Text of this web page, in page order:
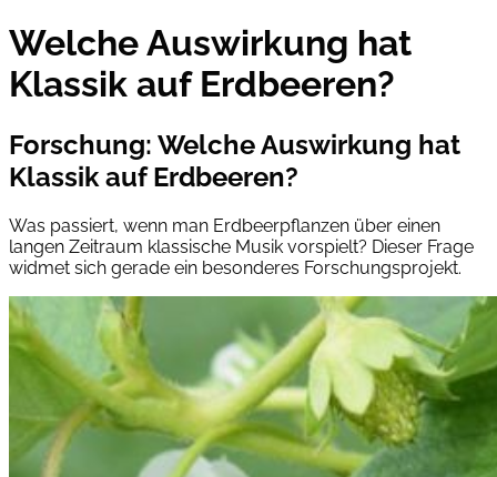
Welche Auswirkung hat
Klassik auf Erdbeeren?
Forschung: Welche Auswirkung hat
Klassik auf Erdbeeren?
Was passiert, wenn man Erdbeerpflanzen über einen
langen Zeitraum klassische Musik vorspielt? Dieser Frage
widmet sich gerade ein besonderes Forschungsprojekt.